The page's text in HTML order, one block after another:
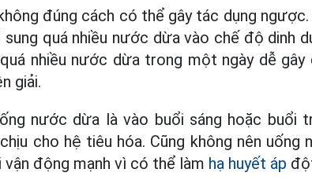
đúng cách có thể gây tác dụng
quá nhiều nước dừa vào chế độ dinh
nhiều nước dừa trong một ngày dễ gây
giải.
nước dừa là vào buổi sáng hoặc buổi
cho hệ tiêu hóa. Cũng không nên uống
động mạnh vì có thể làm hạ huyết áp